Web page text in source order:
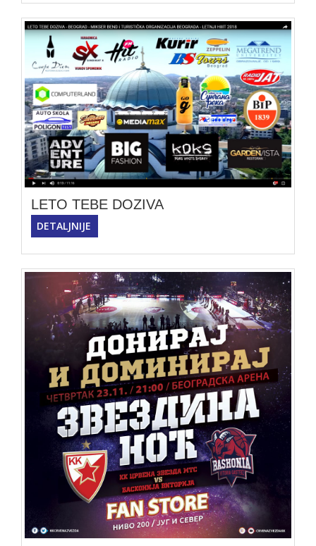
LETO TEBE DOZIVA
DETALJNIJE